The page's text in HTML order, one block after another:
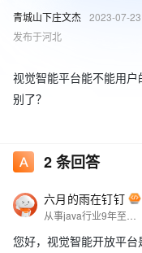
青城山下庄文杰 2023-07-
发布于河北
视觉智能平台能不能用
别了？
2条回答
六月的雨在钉钉
您好，视觉智能开放平